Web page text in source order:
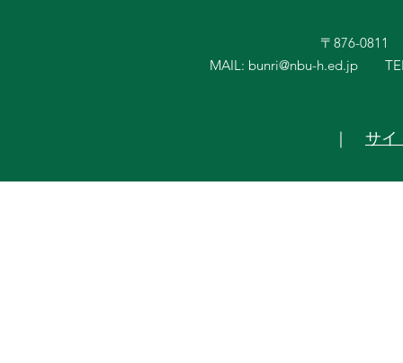
〒876-0811
MAIL: bunri@nbu-h.ed.jp
｜ サイ